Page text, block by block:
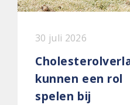
30 juli 2026
kunnen een rol
spelen bij